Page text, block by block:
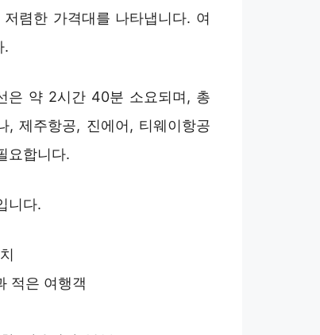
렴한 가격대를 나타냅니다. 여
.
은 약 2시간 40분 소요되며, 총
, 제주항공, 진에어, 티웨이항공
요합니다.
니다.
적은 여행객